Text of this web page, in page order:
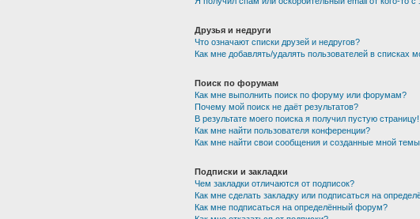
Друзья и недруги
Что означают списки друзей и недругов?
Как мне добавлять/удалять пользователей в списках
Поиск по форумам
Как мне выполнить поиск по форуму или форумам?
Почему мой поиск не даёт результатов?
В результате моего поиска я получил пустую страницу!
Как мне найти пользователя конференции?
Как мне найти свои сообщения и созданные мной
Подписки и закладки
Чем закладки отличаются от подписок?
Как мне сделать закладку или подписаться на
Как мне подписаться на определённый форум?